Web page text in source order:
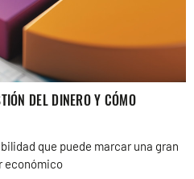
DEL DINERO Y CÓMO
que puede marcar una gran
económico